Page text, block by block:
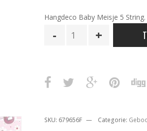
Hangdeco Baby Meisje 5
Hangdeco
String
aantal
SKU: 679656F Categorie: